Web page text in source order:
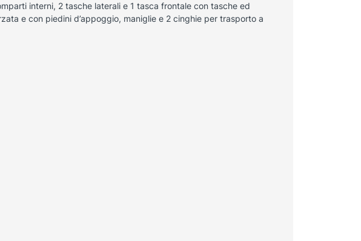
interni, 2 tasche laterali e 1 tasca frontale con tasche ed
e con piedini d’appoggio, maniglie e 2 cinghie per trasporto a